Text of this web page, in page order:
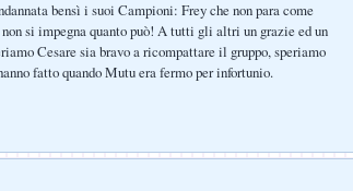
bensì i suoi Campioni: Frey che non para come
si impegna quanto può! A tutti gli altri un grazie ed un
Cesare sia bravo a ricompattare il gruppo, speriamo
fatto quando Mutu era fermo per infortunio.